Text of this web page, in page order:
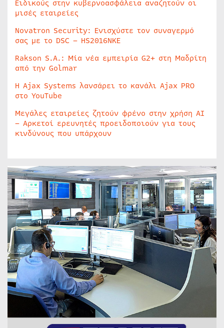
Ειδικούς στην κυβερνοασφάλεια αναζητούν οι
μισές εταιρείες
Novatron Security: Ενισχύστε τον συναγερμό
σας με το DSC – HS2016NKE
Rakson S.A.: Μία νέα εμπειρία G2+ στη Μαδρίτη
από την Golmar
Η Ajax Systems λανσάρει το κανάλι Ajax PRO
στο YouTube
Μεγάλες εταιρείες ζητούν φρένο στην χρήση AI
– Αρκετοί ερευνητές προειδοποιούν για τους
κινδύνους που υπάρχουν